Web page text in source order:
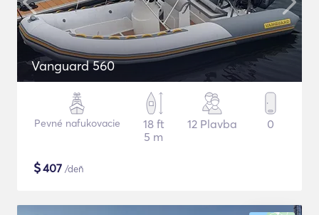
Vanguard 560
Pevné nafukovacie
18 ft
5 m
12 Plavba 0
$407 /deň